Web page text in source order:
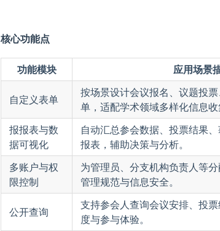
核心功能点
功能模块 应用场景
自定义表单
按场景设计会议报名、议题投
单，适配学术领域多样化信息收
报报表与数
据可视化
自动汇总参会数据、投票结果
报表，辅助决策与分析。
多账户与权
限控制
为管理员、分支机构负责人等
管理规范与信息安全。
公开查询
支持参会人查询会议安排、投
度与参与体验。